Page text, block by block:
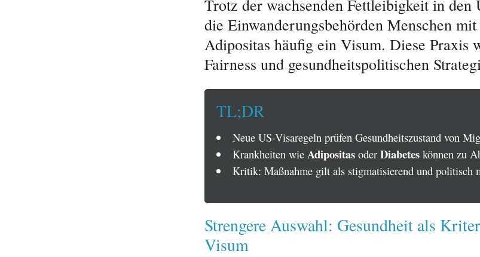
Trotz der wachsenden Fettleibigkeit in den
die Einwanderungsbehörden Menschen
Adipositas häufig ein Visum. Diese Praxis
Fairness und gesundheitspolitischen
TL;DR
Neue US-Visaregeln prüfen Gesundheitszustand von
Krankheiten wie Adipositasoder Diabeteskönnen zu
Kritik: Maßnahme gilt als stigmatisierend und politisch
Strengere Auswahl: Gesundheit als
Visum